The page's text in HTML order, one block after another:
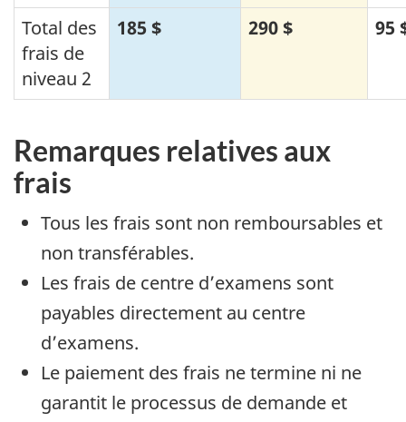
Total des
frais de
niveau 2
185 $ 290 $ 95
Remarques relatives aux
frais
Tous les frais sont non remboursables et
non transférables.
Les frais de centre d’examens sont
payables directement au centre
d’examens.
Le paiement des frais ne termine ni ne
garantit le processus de demande et